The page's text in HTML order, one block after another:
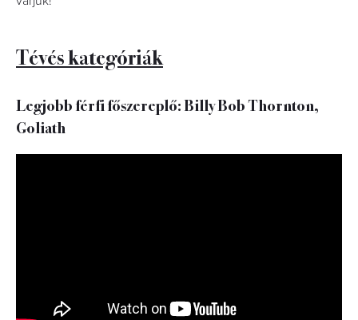
Tévés kategóriák
Legjobb férfi főszereplő: Billy Bob Thornton,
Goliath